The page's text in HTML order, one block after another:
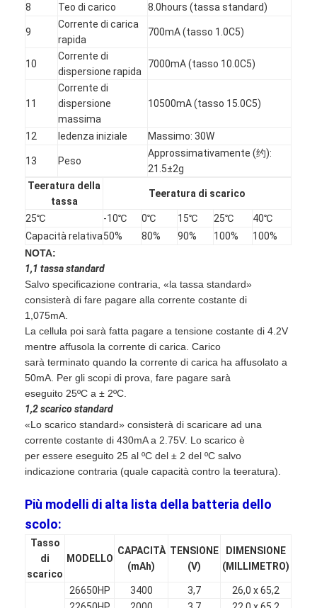
Controllo di qualità
Contattici
Notizie
Chatta adesso
batterie ricaricabili di ione di litio
Ai polimeri di litio
pile secondarie di immagazzinamento dell'energia
Batterie ricaricabili NiMH
nicd batterie ricaricabili
LCD Battery Charger
pacchi batteria NiMH
NiCd Battery Pack
pacchi di batteria agli ioni di litio
batteria di illuminazione di emergenza
Batteria di Li Mno2
Batteria di Li Socl2
8 Teo di carico 8.0hours (tassa standard)
9
Corrente di carica
rapida
700mA (tasso 1.0C5)
10
Corrente di
dispersione rapida
7000mA (tasso 10.0C5)
11
Corrente di
dispersione
massima
10500mA (tasso 15.0C5)
12 Iedenza iniziale Massimo: 30W
13 Peso
Approssimativamente (约):
21.5±2g
Teeratura della
tassa
Teeratura di scarico
25℃ -10℃ 0℃ 15℃ 25℃
40℃
Capacità relativa50% 80% 90% 100%
100%
NOTA:
1,1 tassa standard
Salvo specificazione contraria, «la tassa standard»
consisterà di fare pagare alla corrente costante di
1,075mA.
La cellula poi sarà fatta pagare a tensione costante di 4.2V
mentre affusola la corrente di carica. Carico
sarà terminato quando la corrente di carica ha affusolato a
50mA. Per gli scopi di prova, fare pagare sarà
eseguito 25ºC a ± 2ºC.
1,2 scarico standard
«Lo scarico standard» consisterà di scaricare ad una
corrente costante di 430mA a 2.75V. Lo scarico è
per essere eseguito 25 al ºC del ± 2 del ºC salvo
indicazione contraria (quale capacità contro la teeratura).
Più modelli di alta lista della batteria dello
scolo:
Tasso
di
scarico
MODELLO
CAPACITÀ
(mAh)
TENSIONE
(V)
DIMENSIONE
(MILLIMETRO)
26650HP 3400 3,7
26,0 x 65,2